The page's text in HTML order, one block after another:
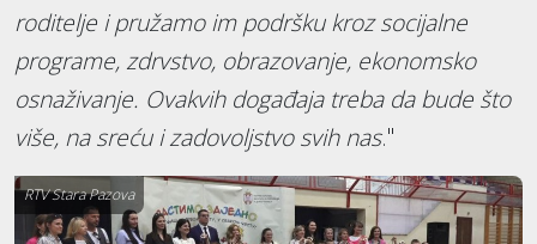
roditelje i pružamo im podršku kroz socijalne
programe, zdrvstvo, obrazovanje, ekonomsko
osnaživanje. Ovakvih događaja treba da bude što
više, na sreću i zadovoljstvo svih nas."
RTV Stara Pazova